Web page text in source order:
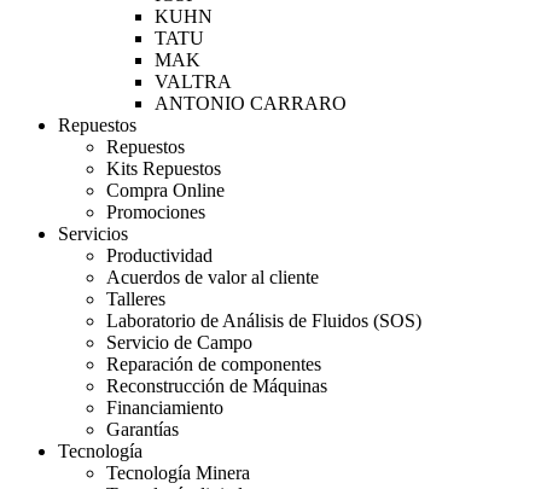
KUHN
TATU
MAK
VALTRA
ANTONIO CARRARO
Repuestos
Repuestos
Kits Repuestos
Compra Online
Promociones
Servicios
Productividad
Acuerdos de valor al cliente
Talleres
Laboratorio de Análisis de Fluidos (SOS)
Servicio de Campo
Reparación de componentes
Reconstrucción de Máquinas
Financiamiento
Garantías
Tecnología
Tecnología Minera